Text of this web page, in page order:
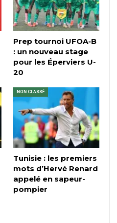
Prep tournoi UFOA-B
: un nouveau stage
pour les Éperviers U-
20
NON CLASSÉ
Tunisie : les premiers
mots d’Hervé Renard
appelé en sapeur-
pompier